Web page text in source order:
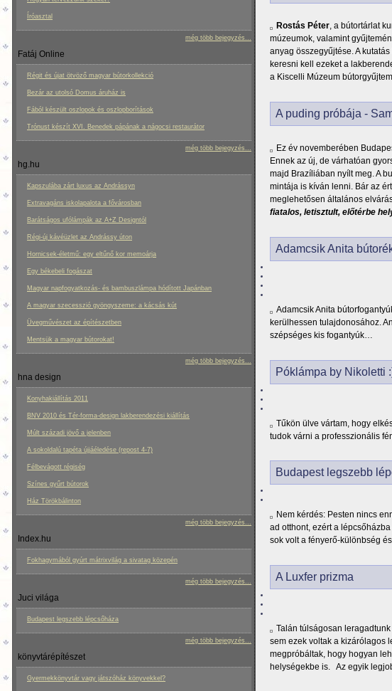
Íróasztal
még több bejegyzés...
Fatáj Online
Régit és újat ötvöző magyar bútorkollekció
Bezár az utolsó Domus áruház is
Fából készült oszlopok és oszlopborítások
Trónust készít XVI. Benedek pápának a nágocsi restaurátor
még több bejegyzés...
hg.hu
Kapszulába zárt luxus az Andrássyn
Extravagáns iskolapalota a fővárosban
Barátságos ufólámpák az A+Z Designtól
Régi-új kávéüzlet az Andrássy úton
Hornicsek-életmű: egy eltűnő kor memoárja
Egy békebeli fogászat
Magyar napfogyatkozás- és bambuszlámpa hódított Japánban
A magyar szecesszió gyöngyszeme: a kácsás kút
Üvegművészet az építészetben
Mentsük a magyar bútorokat!
még több bejegyzés...
hna design
Konyhakiállítás 2011
BNV 2010 és Tér-forma-design lakberendezési kiállítás
Múlt századi jövő a jelenben
A sokoldalú tapéta újjáéledése (repost 4-7)
Félbevágott régiség
Színes gyűrt bútorok
Ház Törökbálinton
még több bejegyzés...
Index.hu
Fokhagymából gyúrt mátrixvilág a sivatag közepén
még több bejegyzés...
Juci világa
Budapest legszebb lépcsőháza
még több bejegyzés...
könyvtárépítészet
Gyermekkönyvtár vagy játszóház könyvekkel?
Rostás Péter, a bútortárlat
múzeumok, valamint
anyag összegyűjtése. A
keresni kell ezeket a
a Kiscelli Múzeum
A puding próbája -
Ez év novemberében
Ennek az új, de várhatóan
majd Brazíliában nyílt meg. A
mintája is kíván lenni. Bár az
meglehetősen általános
fiatalos, letisztult, előtérbe
Adamcsik Anita
Adamcsik Anita
kerülhessen tulajdonosához.
szépséges kis fogantyúk…
Póklámpa by Nikoletti
Tűkön ülve vártam, hogy
tudok várni a professzionális
Budapest legszebb
Nem kérdés: Pesten nincs
ad otthont, ezért a
sok volt a fényerő-különbség
A Luxfer prizma
Talán túlságosan
sem ezek voltak a kizárólagos
megpróbáltak, hogy hogyan
helységekbe is. Az egyik